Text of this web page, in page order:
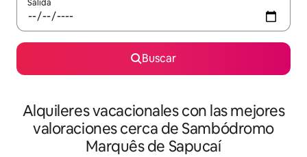
Salida
Buscar
Alquileres vacacionales con las mejores
valoraciones cerca de Sambódromo
Marquês de Sapucaí